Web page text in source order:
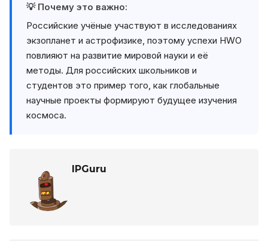
💡 Почему это важно:
Российские учёные участвуют в исследованиях
экзопланет и астрофизике, поэтому успехи HWO
повлияют на развитие мировой науки и её
методы. Для российских школьников и
студентов это пример того, как глобальные
научные проекты формируют будущее изучения
космоса.
IPGuru